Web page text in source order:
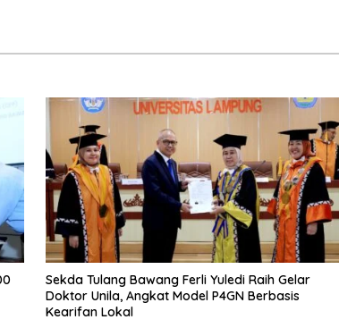
Sekda Tulang Bawang Ferli Yuledi Raih Gelar
Doktor Unila, Angkat Model P4GN Berbasis
Kearifan Lokal